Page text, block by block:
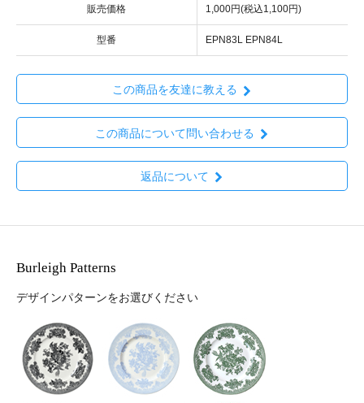
販売価格 1,000円(税込1,100円)
型番 EPN83L EPN84L
この商品を友達に教える
この商品について問い合わせる
返品について
Burleigh Patterns
デザインパターンをお選びください